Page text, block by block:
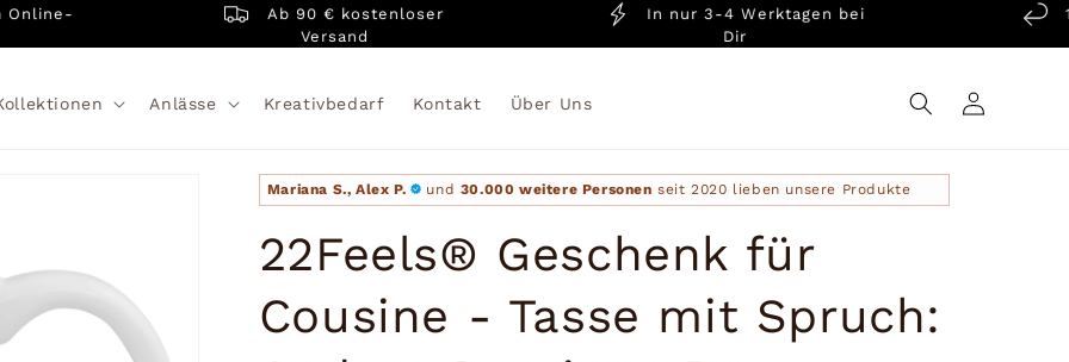
Ab 90 € kostenloser
Versand
In nur 3-4 Werktagen bei
14
Anlässe Kreativbedarf Kontakt Über Uns Einloggen
Mariana S., Alex P. und 30.000 weitere Personen seit 2020 lieben unsere Produkte
22Feels® Geschenk für
Cousine - Tasse mit Spruch: